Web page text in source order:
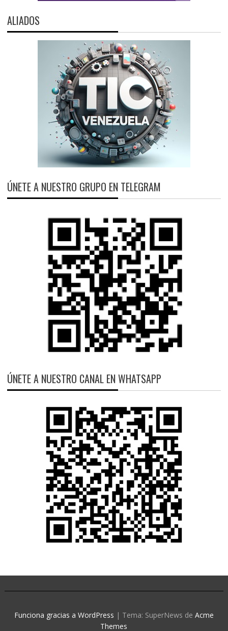
ALIADOS
ÚNETE A NUESTRO GRUPO EN TELEGRAM
ÚNETE A NUESTRO CANAL EN WHATSAPP
Funciona gracias a WordPress | Tema: SuperNews de Acme
Themes